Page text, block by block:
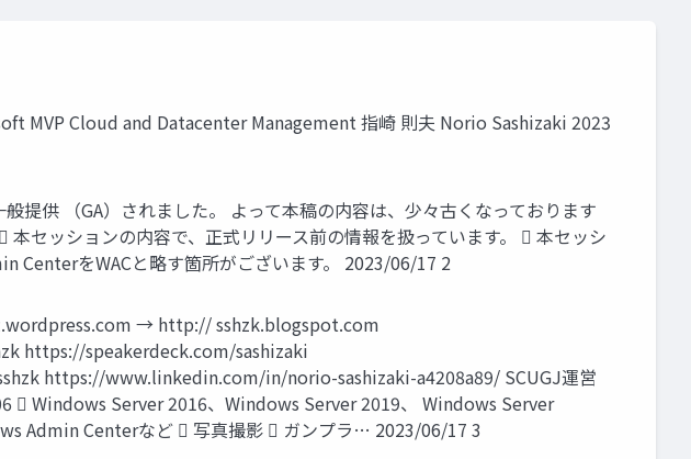
MVP Cloud and Datacenter Management 指崎 則夫 Norio Sashizaki 2023
供 （GA）されました。 よって本稿の内容は、少々古くなっております
セッションの内容で、正式リリース前の情報を扱っています。  本セッシ
CenterをWACと略す箇所がございます。 2023/06/17 2
→ http:// sshzk.blogspot.com
https://speakerdeck.com/sashizaki
https://www.linkedin.com/in/norio-sashizaki-a4208a89/ SCUGJ運営
Windows Server 2016、Windows Server 2019、 Windows Server
Admin Centerなど  写真撮影  ガンプラ… 2023/06/17 3